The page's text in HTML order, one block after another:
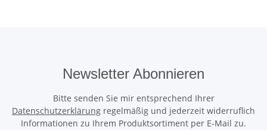
Newsletter Abonnieren
Bitte senden Sie mir entsprechend Ihrer
Datenschutzerklärung regelmäßig und jederzeit widerruflich
Informationen zu Ihrem Produktsortiment per E-Mail zu.